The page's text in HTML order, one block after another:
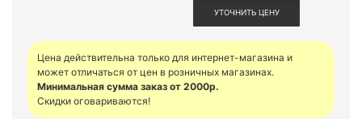
УТОЧНИТЬ ЦЕНУ
Цена действительна только для интернет-магазина и
может отличаться от цен в розничных магазинах.
Минимальная сумма заказ от 2000р.
Скидки оговариваются!